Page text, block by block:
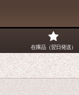
在庫品（翌日発送）